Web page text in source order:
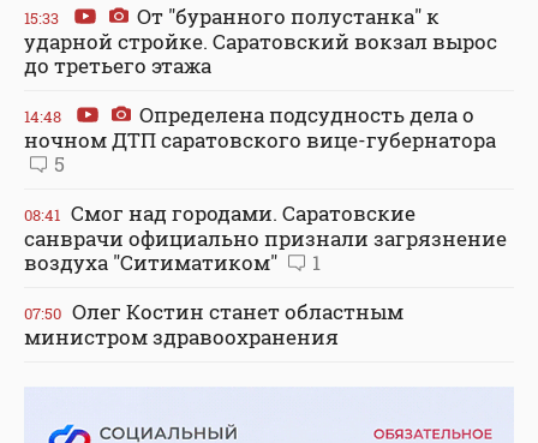
15:33
От "буранного полустанка" к
ударной стройке. Саратовский вокзал вырос
до третьего этажа
14:48
Определена подсудность дела о
ночном ДТП саратовского вице-губернатора
5
08:41 Смог над городами. Саратовские
санврачи официально признали загрязнение
воздуха "Ситиматиком"
1
07:50 Олег Костин станет областным
министром здравоохранения